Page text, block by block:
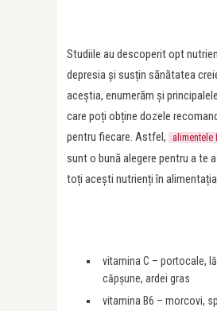
Studiile au descoperit opt
depresia și susțin sănătatea
aceștia, enumerăm și
care poți obține dozele
pentru fiecare. Astfel,
alimentele
sunt o bună alegere pentru a te
toți acești nutrienți în
vitamina C – portocale,
căpșune, ardei gras
vitamina B6 – morcovi,